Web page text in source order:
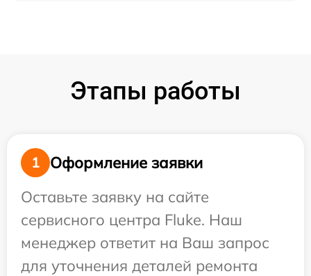
Этапы работы
1
Оформление заявки
Оставьте заявку на сайте
сервисного центра Fluke. Наш
менеджер ответит на Ваш запрос
для уточнения деталей ремонта